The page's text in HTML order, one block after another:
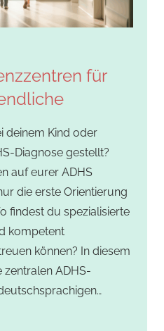
für
deinem Kind oder
Diagnose gestellt?
auf eurer ADHS
die erste Orientierung
findest du spezialisierte
kompetent
können? In diesem
zentralen ADHS-